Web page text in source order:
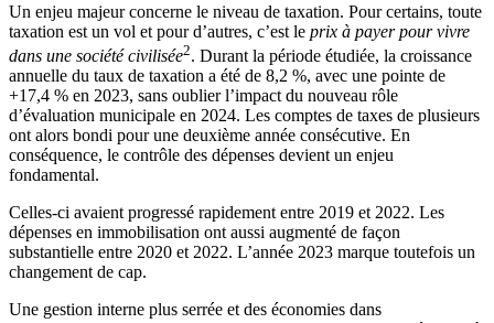
Un enjeu majeur concerne le niveau de taxation. Pour certains, toute
taxation est un vol et pour d’autres, c’est le prix à payer pour vivre
dans une société civilisée2. Durant la période étudiée, la croissance
annuelle du taux de taxation a été de 8,2 %, avec une pointe de
+17,4 % en 2023, sans oublier l’impact du nouveau rôle
d’évaluation municipale en 2024. Les comptes de taxes de plusieurs
ont alors bondi pour une deuxième année consécutive. En
conséquence, le contrôle des dépenses devient un enjeu
fondamental.
Celles-ci avaient progressé rapidement entre 2019 et 2022. Les
dépenses en immobilisation ont aussi augmenté de façon
substantielle entre 2020 et 2022. L’année 2023 marque toutefois un
changement de cap.
Une gestion interne plus serrée et des économies dans